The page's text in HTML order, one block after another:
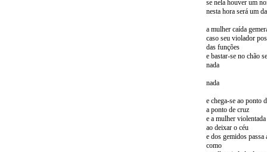
se nela houver um
nesta hora será um
a mulher caída
caso seu violador
das funções
e bastar-se no chão
nada
nada
e chega-se ao ponto
a ponto de cruz
e a mulher
ao deixar o céu
e dos gemidos
como